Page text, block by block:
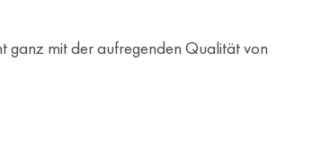
ganz mit der aufregenden Qualität von